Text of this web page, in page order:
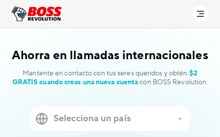
Ahorra en llamadas internacionales
Mantente en contacto con tus seres queridos y obtén $2
GRATIS cuando creas una nueva cuentacon BOSS Revolution.